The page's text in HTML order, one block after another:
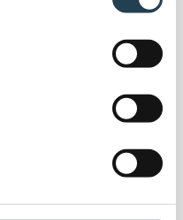
til blandt
for at aktivere
at kunne mødes og
omsorg, der